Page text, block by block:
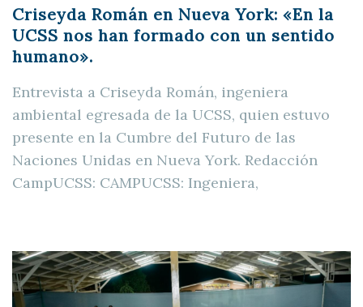
Criseyda Román en Nueva York: «En la
UCSS nos han formado con un sentido
humano».
Entrevista a Criseyda Román, ingeniera
ambiental egresada de la UCSS, quien estuvo
presente en la Cumbre del Futuro de las
Naciones Unidas en Nueva York. Redacción
CampUCSS: CAMPUCSS: Ingeniera,